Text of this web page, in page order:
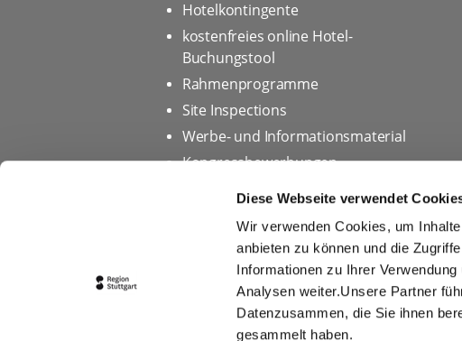
Diese Webseite verwendet
Wir verwenden Cookies, um
anbieten zu können und die
Informationen zu Ihrer
Analysen weiter.Unsere Partner
Datenzusammen, die Sie ihnen
gesammelt haben.
Hotelkontingente
kostenfreies online Hotel-
Buchungstool
Rahmenprogramme
Site Inspections
Werbe- und Informationsmaterial
Kongressbewerbungen
Startseite Datenschutz
Impressum
Tourismus Presse
Online-Bilddatenbank
Cookies